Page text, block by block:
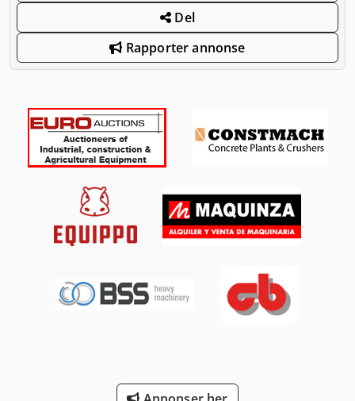
Del
Rapporter annonse